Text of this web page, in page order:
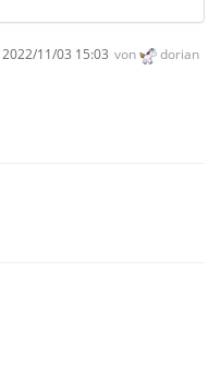
2022/11/03 15:03 von dorian